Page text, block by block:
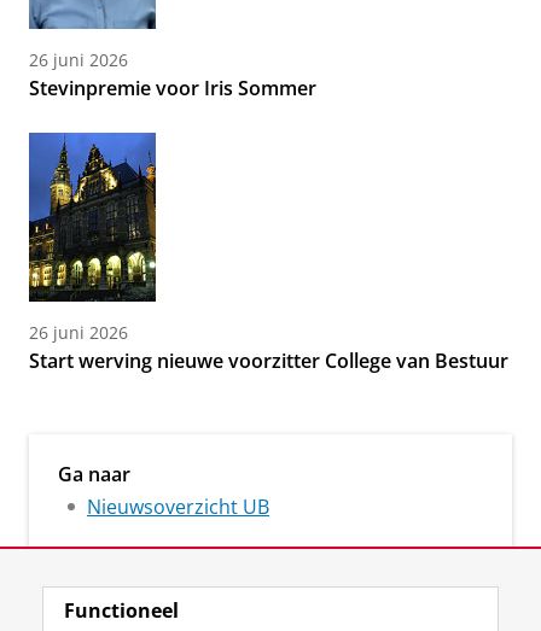
26 juni 2026
Stevinpremie voor Iris Sommer
26 juni 2026
Start werving nieuwe voorzitter College van Bestuur
Ga naar
Nieuwsoverzicht UB
Functioneel